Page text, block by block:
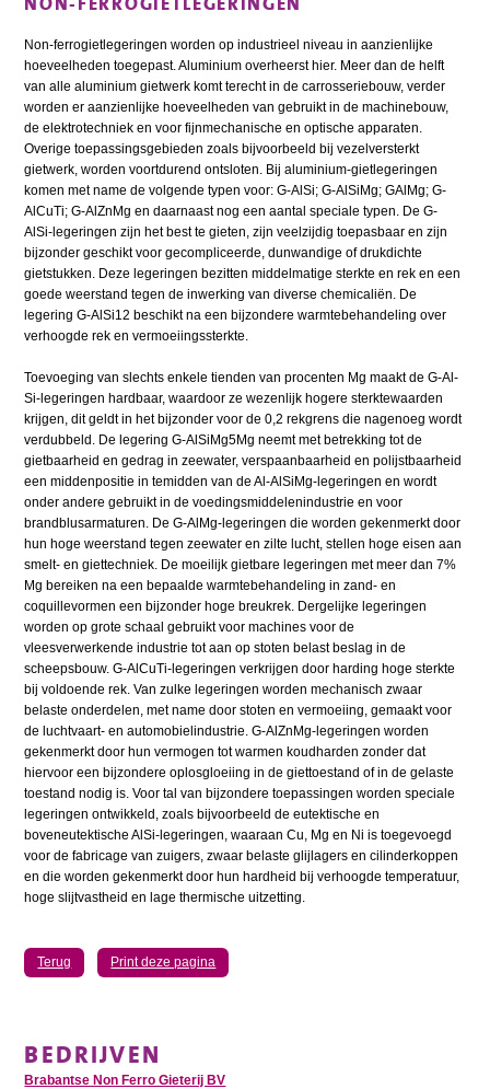
Non-ferrogietlegeringen worden op industrieel niveau in aanzienlijke
hoeveelheden toegepast. Aluminium overheerst hier. Meer dan de helft
van alle aluminium gietwerk komt terecht in de carrosseriebouw, verder
worden er aanzienlijke hoeveelheden van gebruikt in de machinebouw,
de elektrotechniek en voor fijnmechanische en optische apparaten.
Overige toepassingsgebieden zoals bijvoorbeeld bij vezelversterkt
gietwerk, worden voortdurend ontsloten. Bij aluminium-gietlegeringen
komen met name de volgende typen voor: G-AlSi; G-AlSiMg; GAlMg; G-
AlCuTi; G-AlZnMg en daarnaast nog een aantal speciale typen. De G-
AlSi-legeringen zijn het best te gieten, zijn veelzijdig toepasbaar en zijn
bijzonder geschikt voor gecompliceerde, dunwandige of drukdichte
gietstukken. Deze legeringen bezitten middelmatige sterkte en rek en een
goede weerstand tegen de inwerking van diverse chemicaliën. De
legering G-AlSi12 beschikt na een bijzondere warmtebehandeling over
verhoogde rek en vermoeiingssterkte.
Toevoeging van slechts enkele tienden van procenten Mg maakt de G-Al-
Si-legeringen hardbaar, waardoor ze wezenlijk hogere sterktewaarden
krijgen, dit geldt in het bijzonder voor de 0,2 rekgrens die nagenoeg wordt
verdubbeld. De legering G-AlSiMg5Mg neemt met betrekking tot de
gietbaarheid en gedrag in zeewater, verspaanbaarheid en polijstbaarheid
een middenpositie in temidden van de Al-AlSiMg-legeringen en wordt
onder andere gebruikt in de voedingsmiddelenindustrie en voor
brandblusarmaturen. De G-AlMg-legeringen die worden gekenmerkt door
hun hoge weerstand tegen zeewater en zilte lucht, stellen hoge eisen aan
smelt- en giettechniek. De moeilijk gietbare legeringen met meer dan 7%
Mg bereiken na een bepaalde warmtebehandeling in zand- en
coquillevormen een bijzonder hoge breukrek. Dergelijke legeringen
worden op grote schaal gebruikt voor machines voor de
vleesverwerkende industrie tot aan op stoten belast beslag in de
scheepsbouw. G-AlCuTi-legeringen verkrijgen door harding hoge sterkte
bij voldoende rek. Van zulke legeringen worden mechanisch zwaar
belaste onderdelen, met name door stoten en vermoeiing, gemaakt voor
de luchtvaart- en automobielindustrie. G-AlZnMg-legeringen worden
gekenmerkt door hun vermogen tot warmen koudharden zonder dat
hiervoor een bijzondere oplosgloeiing in de giettoestand of in de gelaste
toestand nodig is. Voor tal van bijzondere toepassingen worden speciale
legeringen ontwikkeld, zoals bijvoorbeeld de eutektische en
boveneutektische AlSi-legeringen, waaraan Cu, Mg en Ni is toegevoegd
voor de fabricage van zuigers, zwaar belaste glijlagers en cilinderkoppen
en die worden gekenmerkt door hun hardheid bij verhoogde temperatuur,
hoge slijtvastheid en lage thermische uitzetting.
Terug Print deze pagina
BEDRIJVEN
Brabantse Non Ferro Gieterij BV